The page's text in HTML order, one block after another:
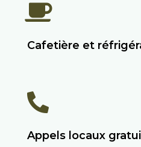
Cafetière et
Appels locaux